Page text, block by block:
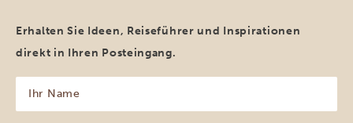
Erhalten Sie Ideen, Reiseführer und Inspirationen
direkt in Ihren Posteingang.
Name
(erforderlich)